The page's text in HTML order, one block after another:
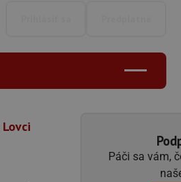
Lovci
Páči sa vám,